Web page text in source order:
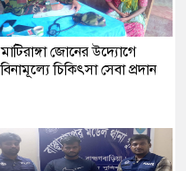
মাটিরাঙ্গা জোনের উদ্যোগে
বিনামূল্যে চিকিৎসা সেবা প্রদান